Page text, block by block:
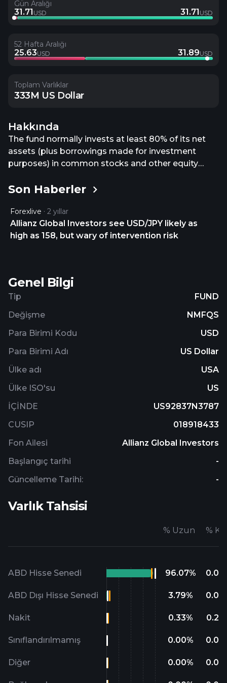
Gün Aralığı
31.71 USD 31.71 USD
52 Hafta Aralığı
25.63USD 31.89USD
Toplam Varlıklar
333M US Dollar
Son Haberler
Forexlive 2 yıllar
Allianz Global Investors see USD/JPY likely as
high as 158, but wary of intervention risk
Hakkında
The fund normally invests at least 80% of its net
assets (plus borrowings made for investment
purposes) in common stocks and other equity
capitalizations. It normally invests significantly in
generate income (for example, by paying
dividends). In addition to common stocks and
other equity securities, the fund may invest up to
Genel Bilgi
Tip
FUND
Değişme
NMFQS
Para Birimi Kodu
USD
Para Birimi Adı
US Dollar
Ülke adı
USA
Ülke ISO'su
US
İÇİNDE
US92837N3787
CUSIP
018918433
Fon Ailesi
Allianz Global Investors
Başlangıç ​​tarihi
-
Güncelleme Tarihi:
-
Varlık Tahsisi
% Uzun %
ABD Hisse Senedi 96.07% 0.00
ABD Dışı Hisse Senedi 3.79% 0.00
Nakit 0.33% 0.20
Sınıflandırılmamış 0.00% 0.00
Diğer 0.00% 0.00